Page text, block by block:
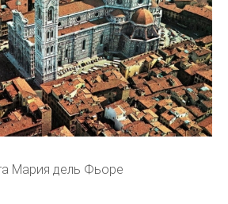
Мария дель Фьоре